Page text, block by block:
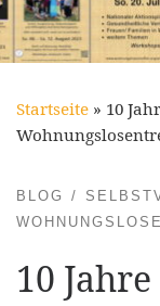
Startseite » 10
BLOG
10 Jahre